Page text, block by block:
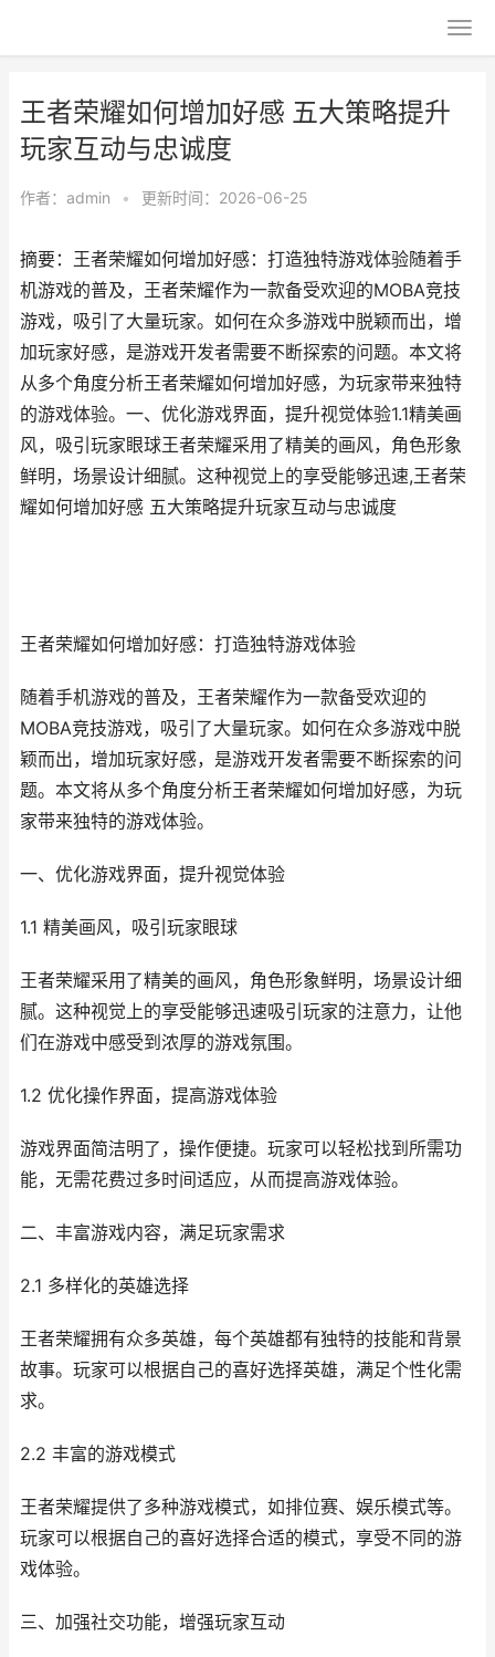
王者荣耀如何增加好感 五大策略提升
玩家互动与忠诚度
作者： admin • 更新时间：2026-06-25
摘要：王者荣耀如何增加好感：打造独特游戏体验随着手
机游戏的普及，王者荣耀作为一款备受欢迎的MOBA竞技
游戏，吸引了大量玩家。如何在众多游戏中脱颖而出，增
加玩家好感，是游戏开发者需要不断探索的问题。本文将
从多个角度分析王者荣耀如何增加好感，为玩家带来独特
的游戏体验。一、优化游戏界面，提升视觉体验1.1精美画
风，吸引玩家眼球王者荣耀采用了精美的画风，角色形象
鲜明，场景设计细腻。这种视觉上的享受能够迅速,王者荣
耀如何增加好感 五大策略提升玩家互动与忠诚度
王者荣耀如何增加好感：打造独特游戏体验
随着手机游戏的普及，王者荣耀作为一款备受欢迎的
MOBA竞技游戏，吸引了大量玩家。如何在众多游戏中脱
颖而出，增加玩家好感，是游戏开发者需要不断探索的问
题。本文将从多个角度分析王者荣耀如何增加好感，为玩
家带来独特的游戏体验。
一、优化游戏界面，提升视觉体验
1.1 精美画风，吸引玩家眼球
王者荣耀采用了精美的画风，角色形象鲜明，场景设计细
腻。这种视觉上的享受能够迅速吸引玩家的注意力，让他
们在游戏中感受到浓厚的游戏氛围。
1.2 优化操作界面，提高游戏体验
游戏界面简洁明了，操作便捷。玩家可以轻松找到所需功
能，无需花费过多时间适应，从而提高游戏体验。
二、丰富游戏内容，满足玩家需求
2.1 多样化的英雄选择
王者荣耀拥有众多英雄，每个英雄都有独特的技能和背景
故事。玩家可以根据自己的喜好选择英雄，满足个性化需
求。
2.2 丰富的游戏模式
王者荣耀提供了多种游戏模式，如排位赛、娱乐模式等。
玩家可以根据自己的喜好选择合适的模式，享受不同的游
戏体验。
三、加强社交功能，增强玩家互动